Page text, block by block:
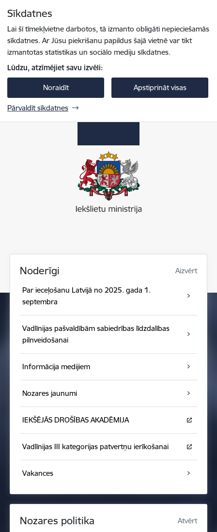
Sīkdatnes
Lai šī tīmekļvietne darbotos, tā izmanto obligāti nepieciešamās
sīkdatnes. Ar Jūsu piekrišanu papildus šajā vietnē var tikt
izmantotas statistikas un sociālo mediju sīkdatnes.
Lūdzu, atzīmējiet savu izvēli:
Noraidīt Apstiprināt visas
Pārvaldīt sīkdatnes
Noderīgi Aizvērt
Par ieceļošanu Latvijā no 2025. gada 1.
septembra
Vadlīnijas pašvaldībām sabiedrības līdzdalības
pilnveidošanai
Informācija medijiem
Nozares jaunumi
IEKŠĒJĀS DROŠĪBAS AKADĒMIJA
Vadlīnijas III kategorijas patvertņu ierīkošanai
Vakances
Nozares politika Atvērt